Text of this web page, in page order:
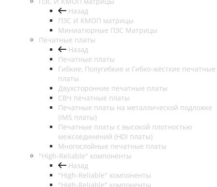
Назад
ПЗС И КМОП матрицы
Миниатюрные ПЗС Матрицы
Печатные платы
Назад
Печатные платы
Гибкие, Полугибкие и Гибко-жёсткие печатные
платы
Двухсторонние печатные платы
СВЧ печатные платы
Печатные платы на металлической подложке
(IMS платы)
Печатные платы с высокой плотностью
межсоединений (HDI платы)
Многослойные печатные платы
"High-Reliable" компоненты
Назад
"High-Reliable" компоненты
"High-Reliable" компоненты